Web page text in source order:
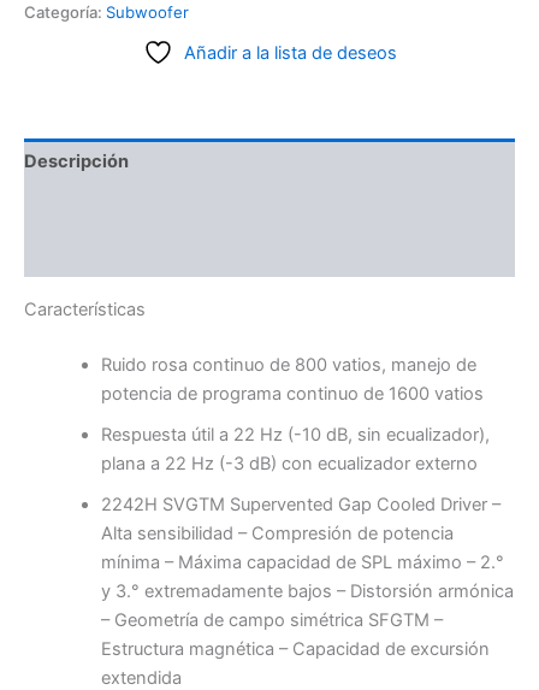
Categoría: Subwoofer
Añadir a la lista de deseos
Descripción
Características
Ruido rosa continuo de 800 vatios, manejo de
potencia de programa continuo de 1600 vatios
Respuesta útil a 22 Hz (-10 dB, sin ecualizador),
plana a 22 Hz (-3 dB) con ecualizador externo
2242H SVGTM Supervented Gap Cooled Driver –
Alta sensibilidad – Compresión de potencia
mínima – Máxima capacidad de SPL máximo – 2.°
y 3.° extremadamente bajos – Distorsión armónica
– Geometría de campo simétrica SFGTM –
Estructura magnética – Capacidad de excursión
extendida